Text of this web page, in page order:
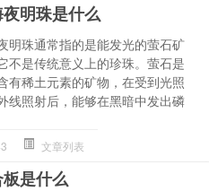
明珠是什么
明珠通常指的是能发光的萤石矿
不是传统意义上的珍珠。萤石是
有稀土元素的矿物，在受到光照
线照射后，能够在黑暗中发出磷
文章列表
是什么